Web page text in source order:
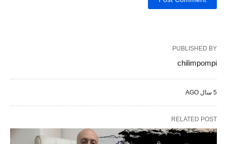
PUBLISHED BY
chilimpompi
5 سال AGO
RELATED POST